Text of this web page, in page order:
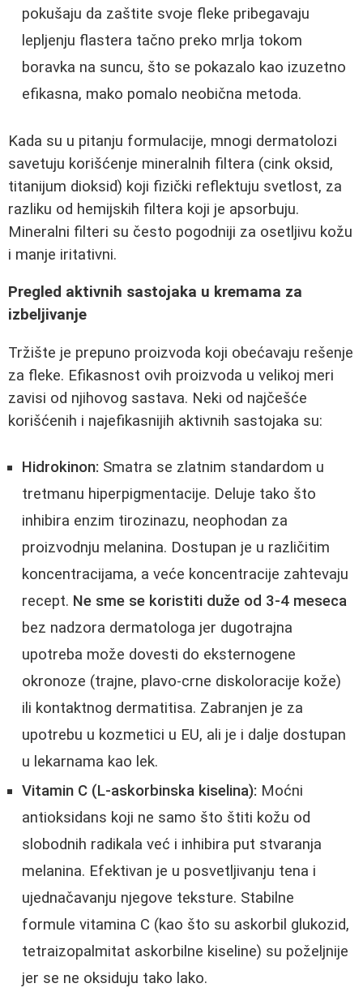
pokušaju da zaštite svoje fleke pribegavaju
lepljenju flastera tačno preko mrlja tokom
boravka na suncu, što se pokazalo kao izuzetno
efikasna, mako pomalo neobična metoda.
Kada su u pitanju formulacije, mnogi dermatolozi
savetuju korišćenje mineralnih filtera (cink oksid,
titanijum dioksid) koji fizički reflektuju svetlost, za
razliku od hemijskih filtera koji je apsorbuju.
Mineralni filteri su često pogodniji za osetljivu kožu
i manje iritativni.
Pregled aktivnih sastojaka u kremama za
izbeljivanje
Tržište je prepuno proizvoda koji obećavaju rešenje
za fleke. Efikasnost ovih proizvoda u velikoj meri
zavisi od njihovog sastava. Neki od najčešće
korišćenih i najefikasnijih aktivnih sastojaka su:
Hidrokinon: Smatra se zlatnim standardom u
tretmanu hiperpigmentacije. Deluje tako što
inhibira enzim tirozinazu, neophodan za
proizvodnju melanina. Dostupan je u različitim
koncentracijama, a veće koncentracije zahtevaju
recept. Ne sme se koristiti duže od 3-4 meseca
bez nadzora dermatologa jer dugotrajna
upotreba može dovesti do eksternogene
okronoze (trajne, plavo-crne diskoloracije kože)
ili kontaktnog dermatitisa. Zabranjen je za
upotrebu u kozmetici u EU, ali je i dalje dostupan
u lekarnama kao lek.
Vitamin C (L-askorbinska kiselina): Moćni
antioksidans koji ne samo što štiti kožu od
slobodnih radikala već i inhibira put stvaranja
melanina. Efektivan je u posvetljivanju tena i
ujednačavanju njegove teksture. Stabilne
formule vitamina C (kao što su askorbil glukozid,
tetraizopalmitat askorbilne kiseline) su poželjnije
jer se ne oksiduju tako lako.